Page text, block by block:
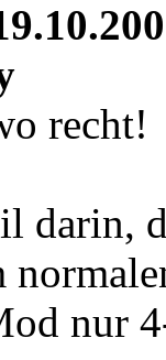
recht!
darin,
nur